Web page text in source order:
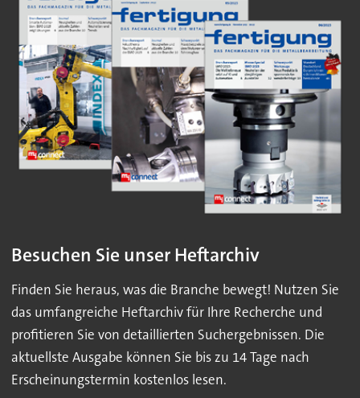
Besuchen Sie unser Heftarchiv
Finden Sie heraus, was die Branche bewegt! Nutzen Sie
das umfangreiche Heftarchiv für Ihre Recherche und
profitieren Sie von detaillierten Suchergebnissen. Die
aktuellste Ausgabe können Sie bis zu 14 Tage nach
Erscheinungstermin kostenlos lesen.